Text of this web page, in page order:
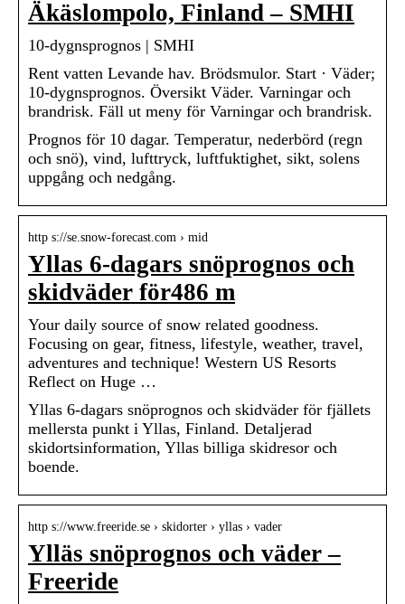
Äkäslompolo, Finland – SMHI
10-dygnsprognos | SMHI
Rent vatten Levande hav. Brödsmulor. Start · Väder;
10-dygnsprognos. Översikt Väder. Varningar och
brandrisk. Fäll ut meny för Varningar och brandrisk.
Prognos för 10 dagar. Temperatur, nederbörd (regn
och snö), vind, lufttryck, luftfuktighet, sikt, solens
uppgång och nedgång.
http s://se.snow-forecast.com › mid
Yllas 6-dagars snöprognos och
skidväder för486 m
Your daily source of snow related goodness.
Focusing on gear, fitness, lifestyle, weather, travel,
adventures and technique! Western US Resorts
Reflect on Huge …
Yllas 6-dagars snöprognos och skidväder för fjällets
mellersta punkt i Yllas, Finland. Detaljerad
skidortsinformation, Yllas billiga skidresor och
boende.
http s://www.freeride.se › skidorter › yllas › vader
Ylläs snöprognos och väder –
Freeride